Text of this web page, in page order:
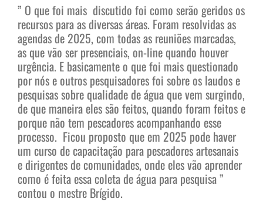
” O que foi mais discutido foi como serão geridos os
recursos para as diversas áreas. Foram resolvidas as
agendas de 2025, com todas as reuniões marcadas,
as que vão ser presenciais, on-line quando houver
urgência. E basicamente o que foi mais questionado
por nós e outros pesquisadores foi sobre os laudos e
pesquisas sobre qualidade de água que vem surgindo,
de que maneira eles são feitos, quando foram feitos e
porque não tem pescadores acompanhando esse
processo. Ficou proposto que em 2025 pode haver
um curso de capacitação para pescadores artesanais
e dirigentes de comunidades, onde eles vão aprender
como é feita essa coleta de água para pesquisa ”
contou o mestre Brígido.